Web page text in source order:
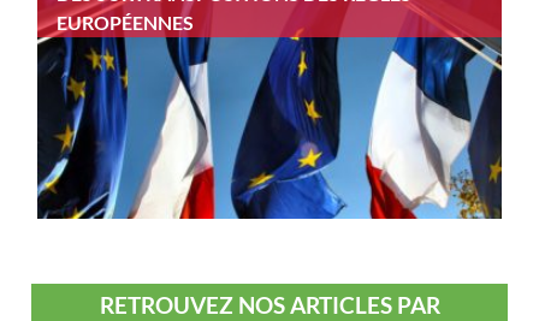
EUROPÉENNES
RETROUVEZ NOS ARTICLES PAR